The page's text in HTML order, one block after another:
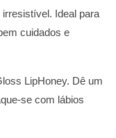
Ideal para
cuidados e
LipHoney. Dê um
se com lábios